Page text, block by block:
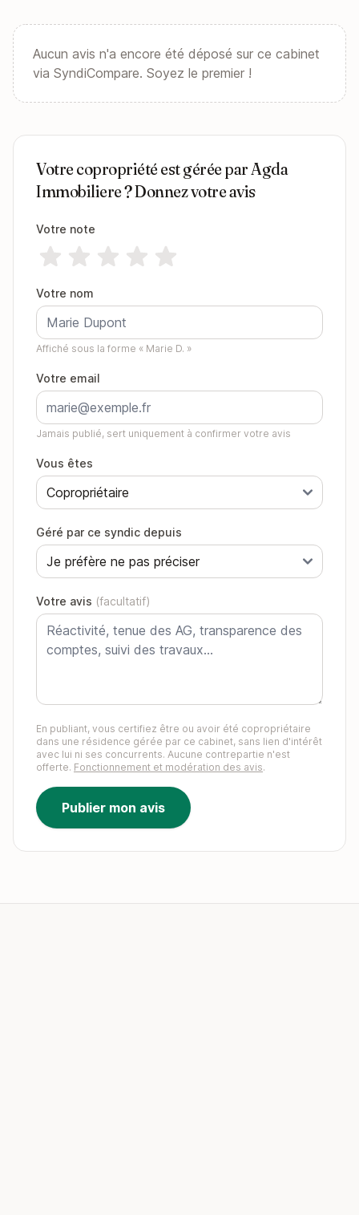
Aucun avis n'a encore été déposé sur ce cabinet
via SyndiCompare. Soyez le premier !
Votre copropriété est gérée par Agda
Immobiliere ? Donnez votre avis
Votre note
Votre nom
Affiché sous la forme « Marie D. »
Votre email
Jamais publié, sert uniquement à confirmer votre avis
Vous êtes
Géré par ce syndic depuis
Votre avis (facultatif)
En publiant, vous certifiez être ou avoir été copropriétaire
dans une résidence gérée par ce cabinet, sans lien d'intérêt
avec lui ni ses concurrents. Aucune contrepartie n'est
offerte. Fonctionnement et modération des avis.
Publier mon avis